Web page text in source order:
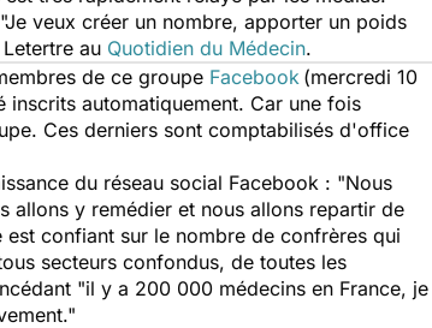
veux créer un nombre, apporter un poids
au Quotidien du Médecin.
de ce groupe Facebook (mercredi 10
automatiquement. Car une fois
Ces derniers sont comptabilisés d'office
du réseau social Facebook : "Nous
allons y remédier et nous allons repartir de
confiant sur le nombre de confrères qui
secteurs confondus, de toutes les
"il y a 200 000 médecins en France, je